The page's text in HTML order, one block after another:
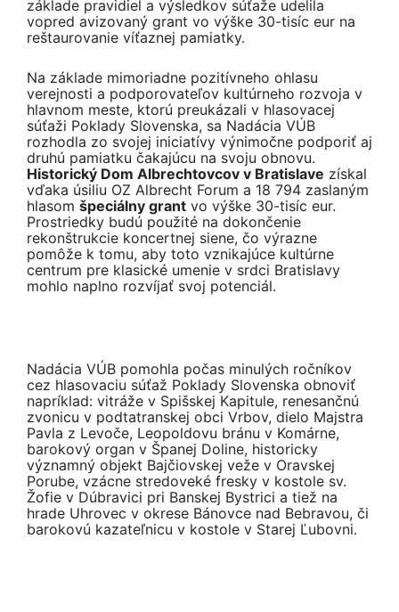
základe pravidiel a výsledkov súťaže udelila
vopred avizovaný grant vo výške 30-tisíc eur na
reštaurovanie víťaznej pamiatky.
Na základe mimoriadne pozitívneho ohlasu
verejnosti a podporovateľov kultúrneho rozvoja v
hlavnom meste, ktorú preukázali v hlasovacej
súťaži Poklady Slovenska, sa Nadácia VÚB
rozhodla zo svojej iniciatívy výnimočne podporiť aj
druhú pamiatku čakajúcu na svoju obnovu.
Historický Dom Albrechtovcov v Bratislave získal
vďaka úsiliu OZ Albrecht Forum a 18 794 zaslaným
hlasom špeciálny grant vo výške 30-tisíc eur.
Prostriedky budú použité na dokončenie
rekonštrukcie koncertnej siene, čo výrazne
pomôže k tomu, aby toto vznikajúce kultúrne
centrum pre klasické umenie v srdci Bratislavy
mohlo naplno rozvíjať svoj potenciál.
Nadácia VÚB pomohla počas minulých ročníkov
cez hlasovaciu súťaž Poklady Slovenska obnoviť
napríklad: vitráže v Spišskej Kapitule, renesančnú
zvonicu v podtatranskej obci Vrbov, dielo Majstra
Pavla z Levoče, Leopoldovu bránu v Komárne,
barokový organ v Španej Doline, historicky
významný objekt Bajčiovskej veže v Oravskej
Porube, vzácne stredoveké fresky v kostole sv.
Žofie v Dúbravici pri Banskej Bystrici a tiež na
hrade Uhrovec v okrese Bánovce nad Bebravou, či
barokovú kazateľnicu v kostole v Starej Ľubovni.